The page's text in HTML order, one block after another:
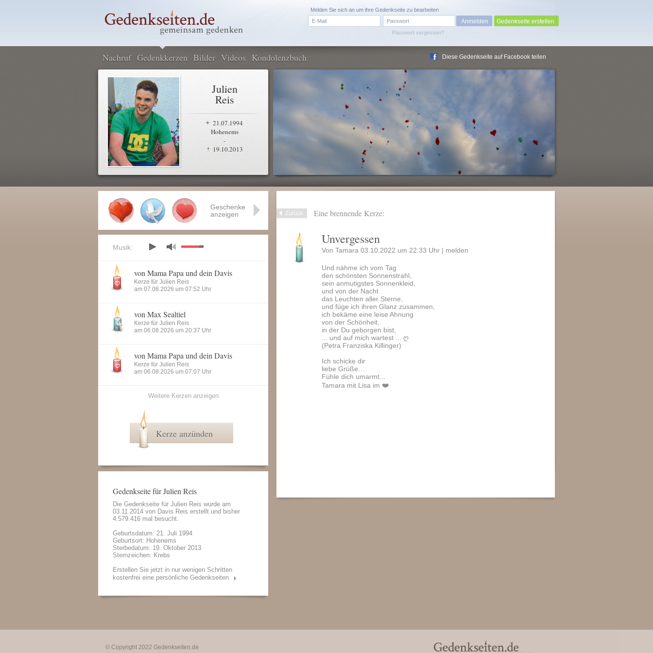
Passwort vergessen?
Melden Sie sich an um ihre Gedenkseite zu bearbeiten
Gedenkseite erstellen
Nachruf Gedenkkerzen Bilder Videos Kondolenzbuch Diese Gedenkseite auf Facebook teilen
Julien
Reis
21.07.1994
Hohenems
-
19.10.2013
Zurück Eine brennende Kerze:
Unvergessen
Von Tamara 03.10.2022 um 22:33 Uhr | melden
Und nähme ich vom Tag
den schönsten Sonnenstrahl,
sein anmutigstes Sonnenkleid,
und von der Nacht
das Leuchten aller Sterne,
und füge ich ihren Glanz zusammen,
ich bekäme eine leise Ahnung
von der Schönheit,
in der Du geborgen bist,
... und auf mich wartest ... ღ
(Petra Franziska Killinger)
Ich schicke dir
liebe Grüße…
Fühle dich umarmt...
Tamara mit Lisa im ❤️
Geschenke
anzeigen
Musik:
von Mama Papa und dein Davis
Kerze für Julien Reis
am 07.08.2026 um 07:52 Uhr
von Max Sealtiel
Kerze für Julien Reis
am 06.08.2026 um 20:37 Uhr
von Mama Papa und dein Davis
Kerze für Julien Reis
am 06.08.2026 um 07:07 Uhr
Weitere Kerzen anzeigen
Kerze anzünden
Gedenkseite für Julien Reis
Die Gedenkseite für Julien Reis wurde am
03.11.2014 von Davis Reis erstellt und bisher
4.579.416 mal besucht.
Geburtsdatum: 21. Juli 1994
Geburtsort: Hohenems
Sterbedatum: 19. Oktober 2013
Sternzeichen: Krebs
Erstellen Sie jetzt in nur wenigen Schritten
kostenfrei eine persönliche Gedenkseiten
© Copyright 2022 Gedenkseiten.de